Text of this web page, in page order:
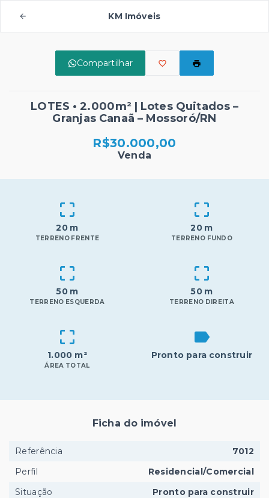
KM Imóveis
Compartilhar
LOTES • 2.000m² | Lotes Quitados –
Granjas Canaã – Mossoró/RN
R$30.000,00
Venda
20 m
TERRENO FRENTE
20 m
TERRENO FUNDO
50 m
TERRENO ESQUERDA
50 m
TERRENO DIREITA
1.000 m²
ÁREA TOTAL
Pronto para construir
Ficha do imóvel
Referência
7012
Perfil
Residencial/Comercial
Situação
Pronto para construir